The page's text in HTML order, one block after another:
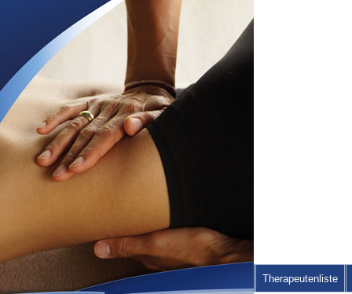
Therapeutenliste